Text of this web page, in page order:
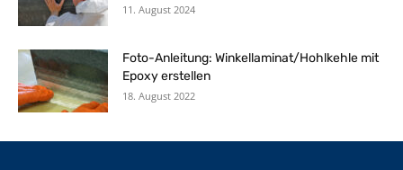
11. August 2024
Foto-Anleitung: Winkellaminat/Hohlkehle mit
Epoxy erstellen
18. August 2022